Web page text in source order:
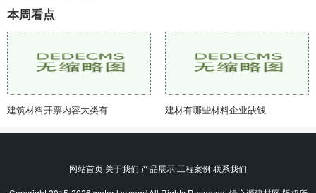
本周看点
建筑材料开票内容大类有 建材有哪些材料企业缺钱
网站首页|关于我们|产品展示|工程案例|联系我们